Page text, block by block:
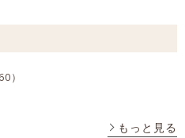
）
もっと見る